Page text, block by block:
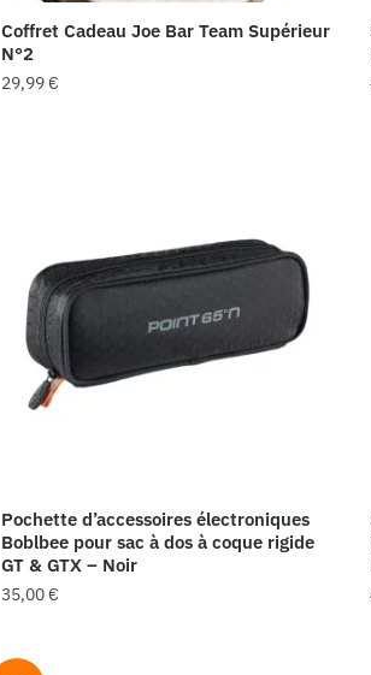
Coffret Cadeau Joe Bar Team Supérieur
N°2
29,99€
Pochette d’accessoires électroniques
Boblbee pour sac à dos à coque rigide
GT & GTX – Noir
35,00€